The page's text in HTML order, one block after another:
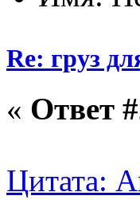
Re: груз
« Ответ
Цитата: